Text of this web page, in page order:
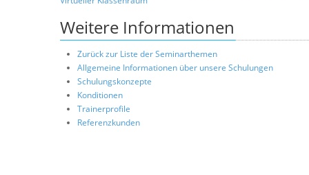
Weitere Informationen
Zurück zur Liste der Seminarthemen
Allgemeine Informationen über unsere Schulungen
Schulungskonzepte
Konditionen
Trainerprofile
Referenzkunden